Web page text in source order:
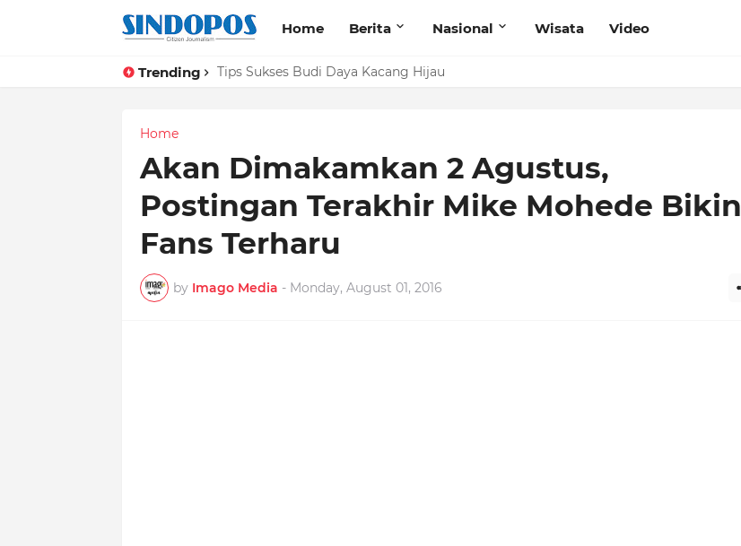
Home Berita Nasional Wisata Video
Trending Tips Sukses Budi Daya Kacang Hijau
Home
Akan Dimakamkan 2 Agustus,
Postingan Terakhir Mike Mohede Bikin
Fans Terharu
by Imago Media - Monday, August 01, 2016